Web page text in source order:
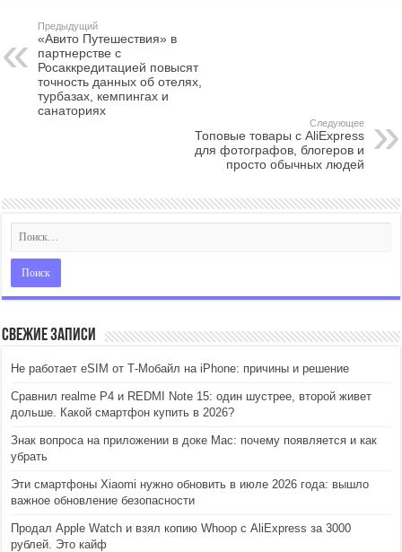
Предыдущий
«Авито Путешествия» в
партнерстве с
Росаккредитацией повысят
точность данных об отелях,
турбазах, кемпингах и
санаториях
Следующее
Топовые товары с AliExpress
для фотографов, блогеров и
просто обычных людей
Свежие записи
Не работает eSIM от Т-Мобайл на iPhone: причины и решение
Сравнил realme P4 и REDMI Note 15: один шустрее, второй живет
дольше. Какой смартфон купить в 2026?
Знак вопроса на приложении в доке Mac: почему появляется и как
убрать
Эти смартфоны Xiaomi нужно обновить в июле 2026 года: вышло
важное обновление безопасности
Продал Apple Watch и взял копию Whoop с AliExpress за 3000
рублей. Это кайф